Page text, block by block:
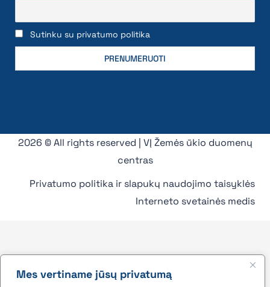
Mes vertiname jūsų privatumą
Sutinku su privatumo politika
2026 © All rights reserved | VĮ Žemės ūkio duomenų
centras
Privatumo politika ir slapukų naudojimo taisyklės
Interneto svetainės medis